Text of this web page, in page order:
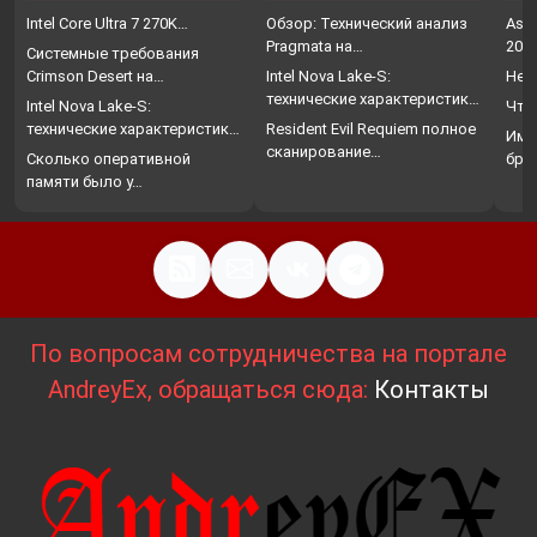
Intel Core Ultra 7 270K…
Системные требования
Crimson Desert на…
Intel Nova Lake-S:
технические характеристики,
…
Сколько оперативной
памяти было у…
Обзор: Технический анализ
Pragmata на…
Intel Nova Lake-S:
технические характеристики,
…
Resident Evil Requiem полное
сканирование…
Что
По вопросам сотрудничества на портале
AndreyEx, обращаться сюда: Контакты